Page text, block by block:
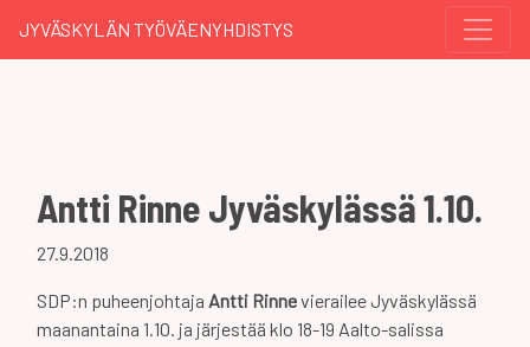
JYVÄSKYLÄN TYÖVÄENYHDISTYS
Antti Rinne Jyväskylässä 1.10.
27.9.2018
SDP:n puheenjohtaja Antti Rinnevierailee Jyväskylässä
maanantaina 1.10. ja järjestää klo 18-19 Aalto-salissa